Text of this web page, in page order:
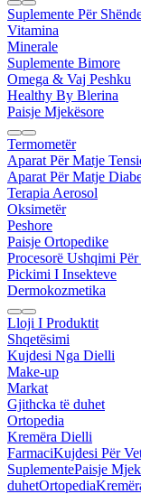
Suplemente Për
Vitamina
Minerale
Suplemente Bimore
Omega & Vaj Peshku
Healthy By Blerina
Paisje Mjekësore
Termometër
Aparat Për Matje
Aparat Për Matje
Terapia Aerosol
Oksimetër
Peshore
Paisje Ortopedike
Procesorë Ushqimi
Pickimi I Insekteve
Dermokozmetika
Lloji I Produktit
Shqetësimi
Kujdesi Nga Dielli
Make-up
Markat
Gjithcka të duhet
Ortopedia
Kremëra Dielli
FarmaciKujdesi Për
SuplementePaisje
duhetOrtopedia